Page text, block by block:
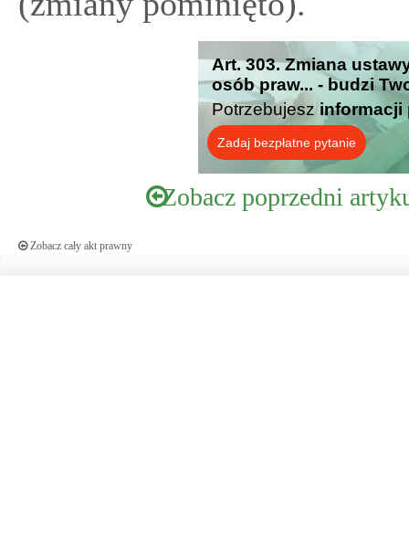
Art. 303. Zmiana
osób praw... - budzi
Potrzebujesz informacji
Zadaj bezpłatne pytanie
Zobacz poprzedni
Zobacz cały akt prawny